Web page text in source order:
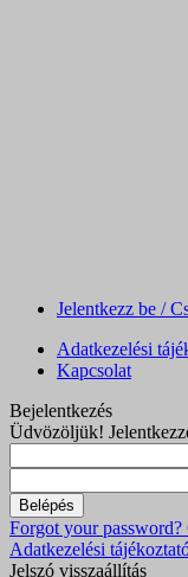
Jelentkezz be /
Adatkezelési
Kapcsolat
Bejelentkezés
Üdvözöljük!
Forgot your password?
Adatkezelési
Jelszó visszaállítás